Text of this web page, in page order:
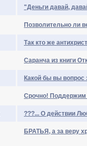
"Деньги давай,
Позволительно ли
Так кто же
Саранча из книги
Какой бы вы вопрос
Срочно! Поддержим
???... О действии
БРАТЬЯ, а за веру